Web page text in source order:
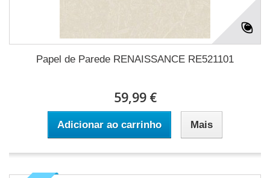
Papel de Parede RENAISSANCE RE521101
59,99 €
Adicionar ao carrinho Mais